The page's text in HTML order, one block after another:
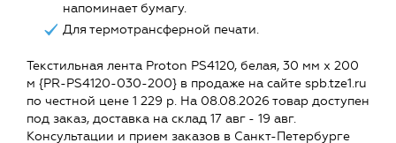
напоминает бумагу.
Для термотрансферной печати.
Текстильная лента Proton PS4120, белая, 30 мм x 200
м {PR-PS4120-030-200} в продаже на сайте spb.tze1.ru
по честной цене 1 229 р. На 08.08.2026 товар доступен
под заказ, доставка на склад 17 авг - 19 авг.
Консультации и прием заказов в Санкт-Петербурге